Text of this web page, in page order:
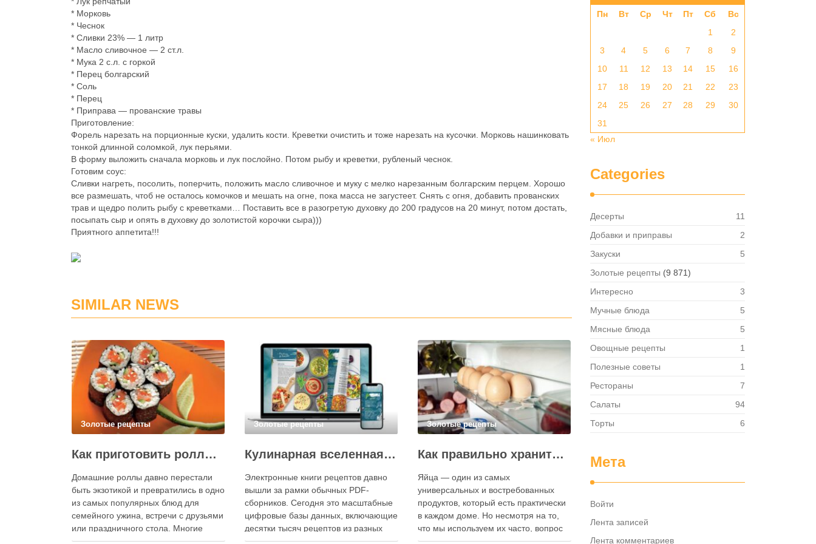
* Морковь
* Чеснок
* Сливки 23% — 1 литр
* Масло сливочное — 2 ст.л.
* Мука 2 с.л. с горкой
* Перец болгарский
* Соль
* Перец
* Приправа — прованские травы
Приготовление:
Форель нарезать на порционные куски, удалить кости. Креветки очистить и тоже нарезать на кусочки. Морковь нашинковать
тонкой длинной соломкой, лук перьями.
В форму выложить сначала морковь и лук послойно. Потом рыбу и креветки, рубленый чеснок.
Готовим соус:
Сливки нагреть, посолить, поперчить, положить масло сливочное и муку с мелко нарезанным болгарским перцем. Хорошо
все размешать, чтоб не осталось комочков и мешать на огне, пока масса не загустеет. Снять с огня, добавить прованских
трав и щедро полить рыбу с креветками… Поставить все в разогретую духовку до 200 градусов на 20 минут, потом достать,
посыпать сыр и опять в духовку до золотистой корочки сыра)))
Приятного аппетита!!!
SIMILAR NEWS
Золотые рецепты
Как приготовить роллы в домашних условиях?
Домашние роллы давно перестали
быть экзотикой и превратились в одно
из самых популярных блюд для
семейного ужина, встречи с друзьями
или праздничного стола. Многие
считают, что приготовление японских
Золотые рецепты
Кулинарная вселенная в цифре: топ-3 самых больших электронных книг рецептов
Электронные книги рецептов давно
вышли за рамки обычных PDF-
сборников. Сегодня это масштабные
цифровые базы данных, включающие
десятки тысяч рецептов из разных
стран мира, с подробными
Золотые рецепты
Как правильно хранить яйца: в холодильнике или на полке?
Яйца — один из самых
универсальных и востребованных
продуктов, который есть практически
в каждом доме. Но несмотря на то,
что мы используем их часто, вопрос
хранения остаётся актуальным: где
Пн Вт Ср Чт Пт Сб
Вс
1
2
3
4 5 6 7 8
9
10
11 12 13 14 15
16
17
18 19 20 21 22
23
24
25 26 27 28 29
30
31
« Июл
Categories
Десерты
11
Добавки и приправы
2
Закуски
5
Золотые рецепты (9 871)
Интересно
3
Мучные блюда
5
Мясные блюда
5
Овощные рецепты
1
Полезные советы
1
Рестораны
7
Салаты
94
Торты
6
Мета
Войти
Лента записей
Лента комментариев